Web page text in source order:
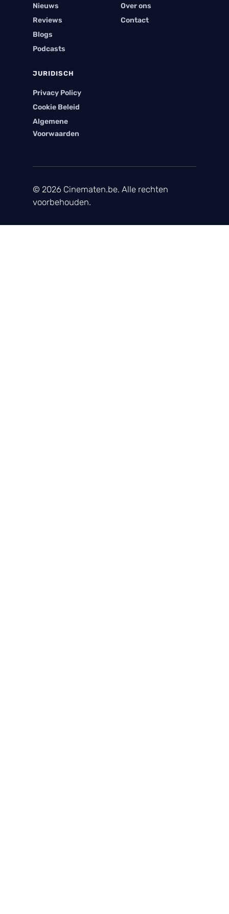
Nieuws
Reviews
Blogs
Podcasts
Over ons
Contact
JURIDISCH
Privacy Policy
Cookie Beleid
Algemene
Voorwaarden
© 2026 Cinematen.be. Alle rechten
voorbehouden.